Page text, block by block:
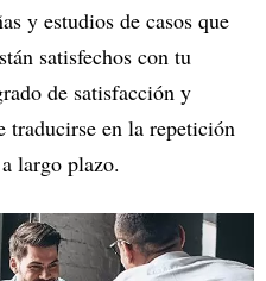
y estudios de casos que
satisfechos con tu
de satisfacción y
traducirse en la repetición
largo plazo.